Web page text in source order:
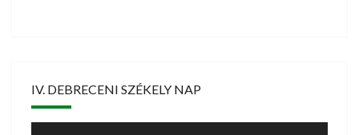
IV. DEBRECENI SZÉKELY NAP